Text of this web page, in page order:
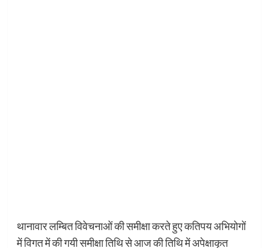
थानावार लम्बित विवेचनाओं की समीक्षा करते हुए कतिपय अभियोगों
में विगत में की गयी समीक्षा तिथि से आज की तिथि में अपेक्षाकृत